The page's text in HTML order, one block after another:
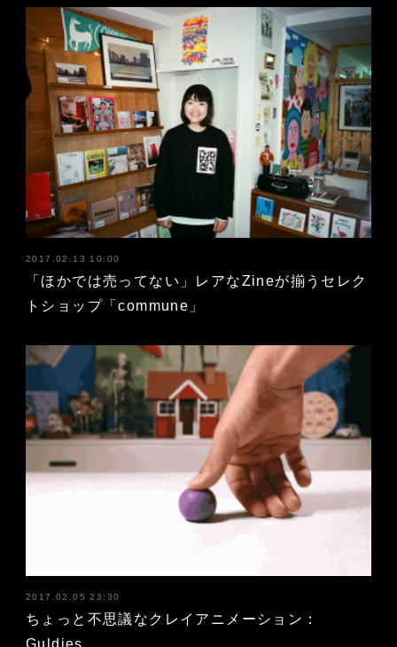
2017.02.13 10:00
「ほかでは売ってない」レアなZineが揃うセレク
トショップ「commune」
2017.02.05 23:30
ちょっと不思議なクレイアニメーション：
Guldies